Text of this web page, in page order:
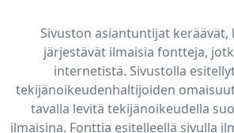
Sivuston asiantuntijat keräävät,
järjestävät ilmaisia fontteja,
internetistä. Sivustolla
tekijänoikeudenhaltijoiden
tavalla levitä tekijänoikeudella
ilmaisina. Fonttia esitelleellä sivulla